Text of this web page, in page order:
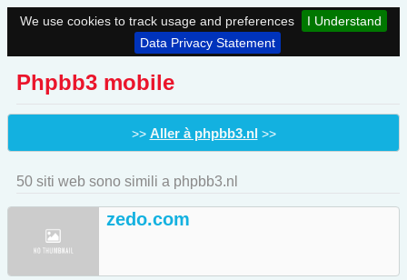
We use cookies to track usage and preferences
I Understand
Data Privacy Statement
Phpbb3 mobile
>> Aller à phpbb3.nl >>
50 siti web sono simili a phpbb3.nl
zedo.com